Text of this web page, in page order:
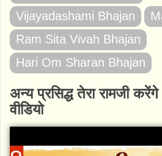
Vijayadashami Bhajan
Ram Sita Vivah Bhajan
Hari Om Sharan Bhajan
अन्य प्रसिद्ध तेरा रामजी
वीडियो